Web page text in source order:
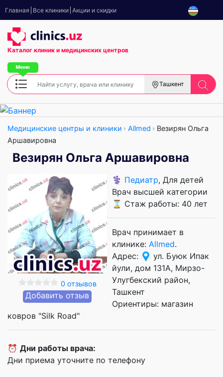
Главная Все клиники Акции и скидки
Каталог клиник и медицинских центров
Ташкент
Медицинские центры и клиники Allmed
Везирян Ольга
Аршавировна
Везирян Ольга Аршавировна
0 отзывов
Добавить отзыв
⚕️ Педиатр, Для детей
Врач высшей категории
⌛ Стаж работы: 40 лет
Врач принимает в
клинике: Allmed.
Адрес:
ул. Буюк Ипак
йули, дом 131А, Мирзо-
Улугбекский район,
Ташкент
Ориентиры: магазин
ковров "Silk Road"
⏰ Дни работы врача:
Дни приема уточните по телефону